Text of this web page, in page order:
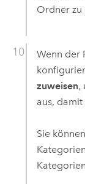
Ordner zu
Wenn der
zuweisen,
aus,
Sie